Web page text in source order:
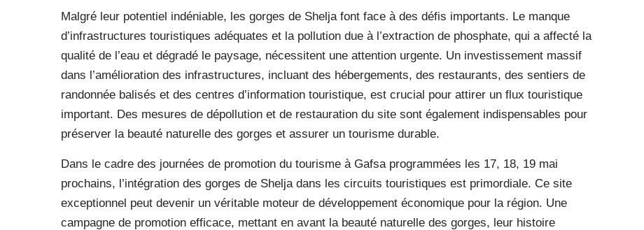
Malgré leur potentiel indéniable, les gorges de Shelja font face à des défis importants. Le manque
d’infrastructures touristiques adéquates et la pollution due à l’extraction de phosphate, qui a affecté la
qualité de l’eau et dégradé le paysage, nécessitent une attention urgente. Un investissement massif
dans l’amélioration des infrastructures, incluant des hébergements, des restaurants, des sentiers de
randonnée balisés et des centres d’information touristique, est crucial pour attirer un flux touristique
important. Des mesures de dépollution et de restauration du site sont également indispensables pour
préserver la beauté naturelle des gorges et assurer un tourisme durable.
Dans le cadre des journées de promotion du tourisme à Gafsa programmées les 17, 18, 19 mai
prochains, l’intégration des gorges de Shelja dans les circuits touristiques est primordiale. Ce site
exceptionnel peut devenir un véritable moteur de développement économique pour la région. Une
campagne de promotion efficace, mettant en avant la beauté naturelle des gorges, leur histoire